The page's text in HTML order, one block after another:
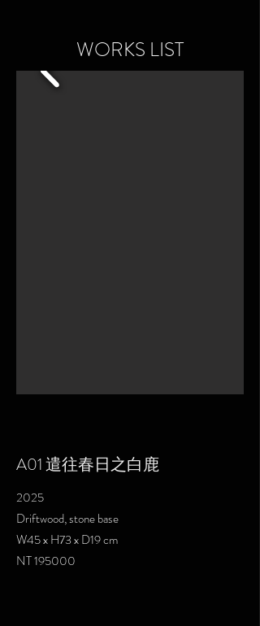
WORKS LIST
A01 遣往春日之白鹿
2025
Driftwood, stone base
W45 x H73 x D19 cm
NT 195000